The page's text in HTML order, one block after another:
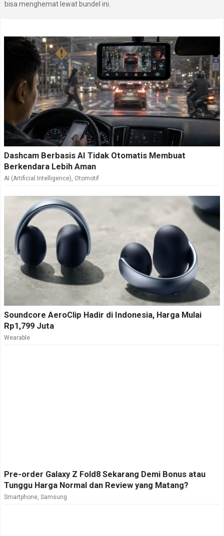
bisa menghemat lewat bundel ini.
Dashcam Berbasis AI Tidak Otomatis Membuat
Berkendara Lebih Aman
AI (Artificial Intelligence), Otomotif
Soundcore AeroClip Hadir di Indonesia, Harga Mulai
Rp1,799 Juta
Wearable
Pre-order Galaxy Z Fold8 Sekarang Demi Bonus atau
Tunggu Harga Normal dan Review yang Matang?
Smartphone, Samsung